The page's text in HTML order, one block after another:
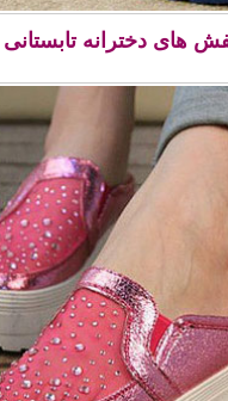
های دخترانه تابستانی